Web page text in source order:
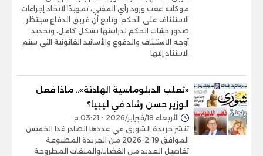
موكلته عقب ورود رأي المفتي، تمهيدًا لاتخاذ إجراءات
الاستئناف على الحكم. وتابع أن فريق الدفاع سينتظر
صدور حيثيات الحكم لدراستها بشكل كامل، وتحديد
أوجه الاستئناف والدفوع والأسانيد القانونية التي سيتم
الاستناد إليها
«ثعلب الدبلوماسية الهادئة».. ماذا فعل
الوزير حسن رشاد في ليبيا؟
الأربعاء 18/فبراير/2026 - 03:21 م
تنشر جريدة الشورى في عددها الصادر غدا الخميس
الموافق 19-2-2026 من الجريدة المطبوعة
تفاصيل العديد من القضايا،والملفات المطروحة